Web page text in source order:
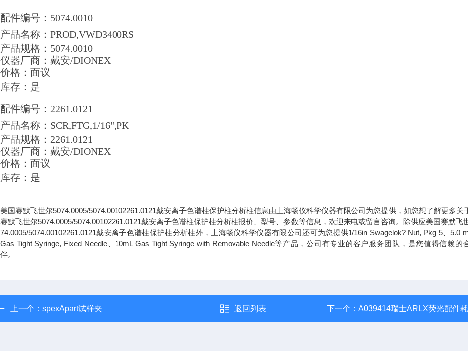
配件编号：5074.0010
产品名称： PROD,VWD3400RS
产品规格：5074.0010
仪器厂商：戴安/DIONEX
价格：面议
库存：是
配件编号：2261.0121
产品名称： SCR,FTG,1/16",PK
产品规格：2261.0121
仪器厂商：戴安/DIONEX
价格：面议
库存：是
美国赛默飞世尔5074.0005/5074.00102261.0121戴安离子色谱柱保护柱分析柱信息由上海畅仪科学仪器有限公司为您提供，如您想了解更多关
赛默飞世尔5074.0005/5074.00102261.0121戴安离子色谱柱保护柱分析柱报价、型号、参数等信息，欢迎来电或留言咨询。除供应美国赛默飞
74.0005/5074.00102261.0121戴安离子色谱柱保护柱分析柱外，上海畅仪科学仪器有限公司还可为您提供1/16in Swagelok? Nut, Pkg 5、5.0
Gas Tight Syringe, Fixed Needle、10mL Gas Tight Syringe with Removable Needle等产品，公司有专业的客户服务团队，是您值得信赖的
伴。
上一个： spexApart试样夹 返回列表 下一个： A039414瑞士ARLX荧光配件